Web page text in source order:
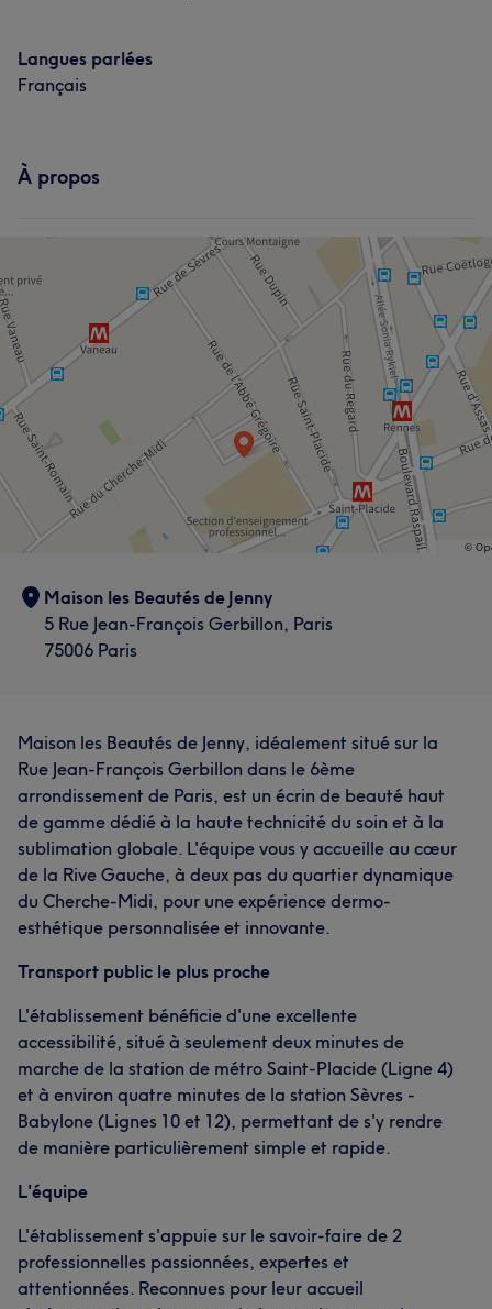
Langues parlées
Français
À propos
Maison les Beautés de Jenny
5 Rue Jean-François Gerbillon, Paris
75006 Paris
Maison les Beautés de Jenny, idéalement situé sur la
Rue Jean-François Gerbillon dans le 6ème
arrondissement de Paris, est un écrin de beauté haut
de gamme dédié à la haute technicité du soin et à la
sublimation globale. L'équipe vous y accueille au cœur
de la Rive Gauche, à deux pas du quartier dynamique
du Cherche-Midi, pour une expérience dermo-
esthétique personnalisée et innovante.
Transport public le plus proche
L'établissement bénéficie d'une excellente
accessibilité, situé à seulement deux minutes de
marche de la station de métro Saint-Placide (Ligne 4)
et à environ quatre minutes de la station Sèvres -
Babylone (Lignes 10 et 12), permettant de s'y rendre
de manière particulièrement simple et rapide.
L'équipe
L'établissement s'appuie sur le savoir-faire de 2
professionnelles passionnées, expertes et
attentionnées. Reconnues pour leur accueil